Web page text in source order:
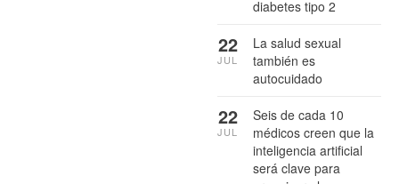
diabetes tipo 2
La salud sexual
también es
autocuidado
22
JUL
Seis de cada 10
médicos creen que la
inteligencia artificial
será clave para
22
JUL